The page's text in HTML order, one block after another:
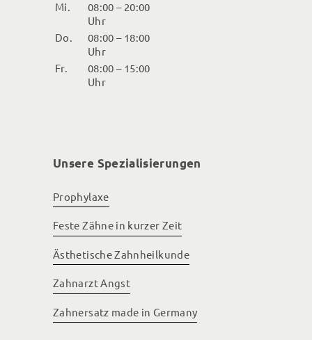
Mi.
08:00 – 20:00
Uhr
Do.
08:00 – 18:00
Uhr
Fr.
08:00 – 15:00
Uhr
Unsere Spezialisierungen
Prophylaxe
Feste Zähne in kurzer Zeit
Ästhetische Zahnheilkunde
Zahnarzt Angst
Zahnersatz made in Germany